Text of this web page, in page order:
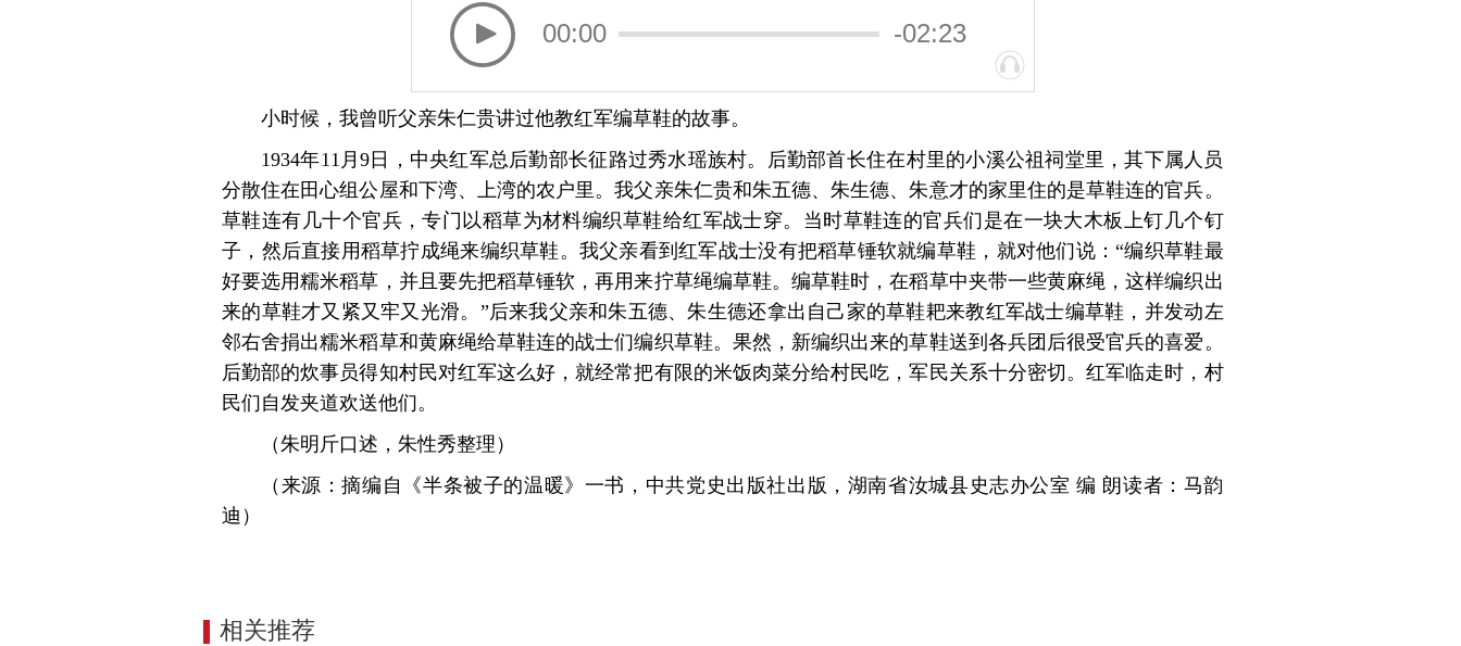
00:00 -02:23
小时候，我曾听父亲朱仁贵讲过他教红军编草鞋的故事。
1934年11月9日，中央红军总后勤部长征路过秀水瑶族村。后勤部首长住在村里的小溪公祖祠堂里，其下属人员
分散住在田心组公屋和下湾、上湾的农户里。我父亲朱仁贵和朱五德、朱生德、朱意才的家里住的是草鞋连的官兵。
草鞋连有几十个官兵，专门以稻草为材料编织草鞋给红军战士穿。当时草鞋连的官兵们是在一块大木板上钉几个钉
子，然后直接用稻草拧成绳来编织草鞋。我父亲看到红军战士没有把稻草锤软就编草鞋，就对他们说：“编织草鞋最
好要选用糯米稻草，并且要先把稻草锤软，再用来拧草绳编草鞋。编草鞋时，在稻草中夹带一些黄麻绳，这样编织出
来的草鞋才又紧又牢又光滑。”后来我父亲和朱五德、朱生德还拿出自己家的草鞋耙来教红军战士编草鞋，并发动左
邻右舍捐出糯米稻草和黄麻绳给草鞋连的战士们编织草鞋。果然，新编织出来的草鞋送到各兵团后很受官兵的喜爱。
后勤部的炊事员得知村民对红军这么好，就经常把有限的米饭肉菜分给村民吃，军民关系十分密切。红军临走时，村
民们自发夹道欢送他们。
（朱明斤口述，朱性秀整理）
（来源：摘编自《半条被子的温暖》一书，中共党史出版社出版，湖南省汝城县史志办公室 编 朗读者：马韵
迪）
相关推荐